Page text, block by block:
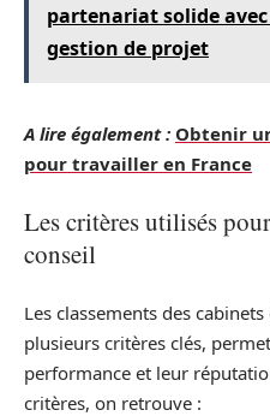
partenariat solide
gestion de projet
A lire également : Obtenir
pour travailler en France
Les critères utilisés
conseil
Les classements des
plusieurs critères clés,
performance et leur
critères, on retrouve :